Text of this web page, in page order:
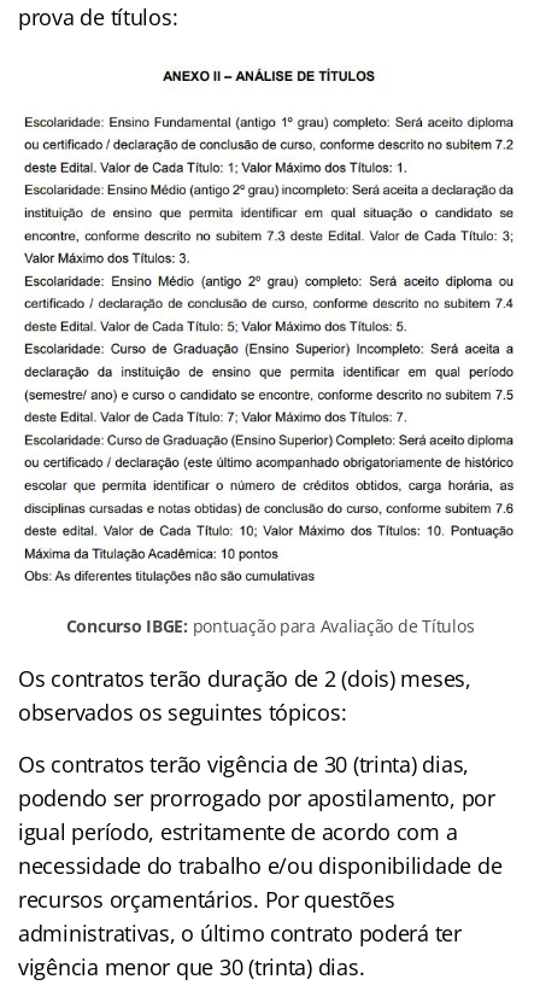
prova de títulos:
Concurso IBGE: pontuação para Avaliação de Títulos
Os contratos terão duração de 2 (dois) meses,
observados os seguintes tópicos:
Os contratos terão vigência de 30 (trinta) dias,
podendo ser prorrogado por apostilamento, por
igual período, estritamente de acordo com a
necessidade do trabalho e/ou disponibilidade de
recursos orçamentários. Por questões
administrativas, o último contrato poderá ter
vigência menor que 30 (trinta) dias.